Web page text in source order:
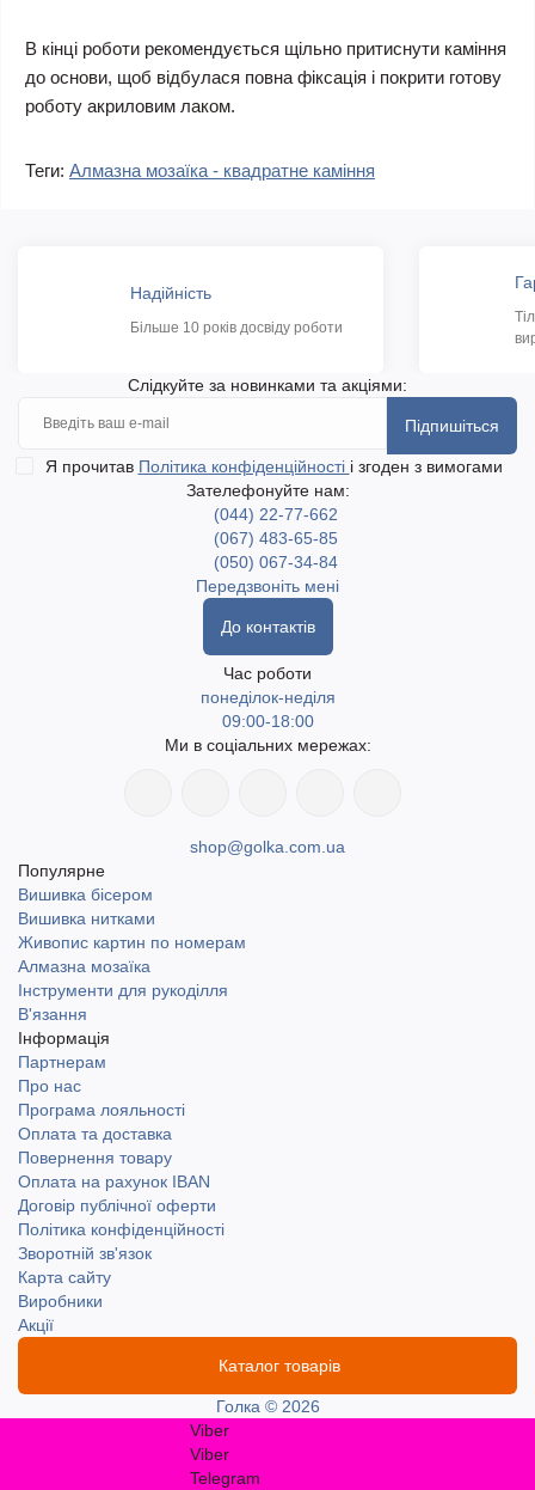
В кінці роботи рекомендується щільно притиснути каміння
до основи, щоб відбулася повна фіксація і покрити готову
роботу акриловим лаком.
Теги: Алмазна мозаїка - квадратне каміння
Надійність
Більше 10 років досвіду роботи
Слідкуйте за новинками та акціями:
Підпишіться
Я прочитав Політика конфіденційності і згоден з вимогами
Зателефонуйте нам:
(044) 22-77-662
(067) 483-65-85
(050) 067-34-84
Передзвоніть мені
До контактів
Час роботи
понеділок-неділя
09:00-18:00
Ми в соціальних мережах:
shop@golka.com.ua
Популярне
Вишивка бісером
Вишивка нитками
Живопис картин по номерам
Алмазна мозаїка
Інструменти для рукоділля
В'язання
Інформація
Партнерам
Про нас
Програма лояльності
Оплата та доставка
Повернення товару
Оплата на рахунок IBAN
Договір публічної оферти
Політика конфіденційності
Зворотній зв'язок
Карта сайту
Виробники
Акції
Каталог товарів
Голка © 2026
Viber
Viber
Telegram